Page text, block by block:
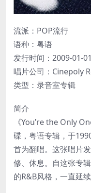
流派：POP流行
语种：粤语
发行时间：2009-01-01
唱片公司：Cinepoly
类型：录音室专辑
简介
《You’re the Only
碟，粤语专辑，于
首为翻唱。这张唱片
修、休息。自这张专
的R&B风格，一直延